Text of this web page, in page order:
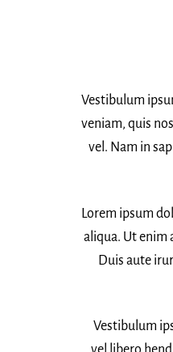
Vestibulum
veniam, quis
vel. Nam in
Lorem ipsum
aliqua. Ut enim
Duis aute
Vestibulum